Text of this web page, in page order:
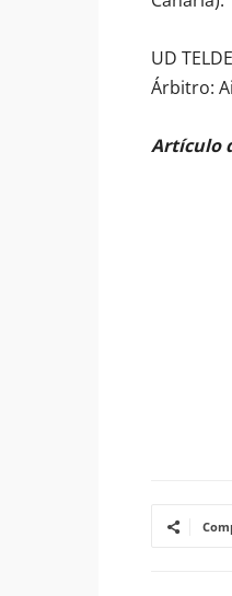
UD
Árbitro:
Artículo